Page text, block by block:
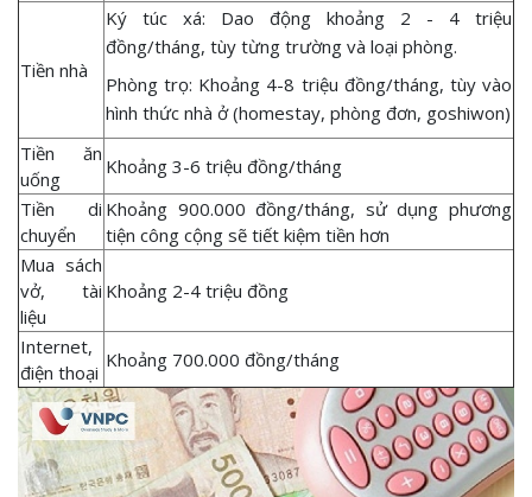
Tiền nhà
Ký túc xá: Dao động khoảng 2 - 4 triệu
đồng/tháng, tùy từng trường và loại phòng.
Phòng trọ: Khoảng 4-8 triệu đồng/tháng, tùy vào
hình thức nhà ở (homestay, phòng đơn, goshiwon)
Tiền ăn
uống
Khoảng 3-6 triệu đồng/tháng
Tiền di
chuyển
Khoảng 900.000 đồng/tháng, sử dụng phương
tiện công cộng sẽ tiết kiệm tiền hơn
Mua sách
vở, tài
liệu
Khoảng 2-4 triệu đồng
Internet,
điện thoại
Khoảng 700.000 đồng/tháng